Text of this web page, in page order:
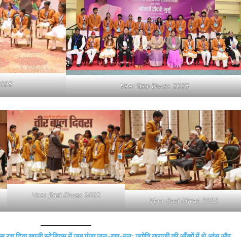
Veer Baal Diwas 2025
Veer Baal Diwas 2025
Veer Baal Diwas 2025